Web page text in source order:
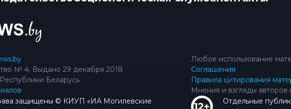
№ 4. Выдано 29 декабря 2018
Беларусь
Любое использование
Соглашения
Правила цитирования
Мнения и взгляды авторов
защищены © КИУП «ИА Могилевские
Отдельные